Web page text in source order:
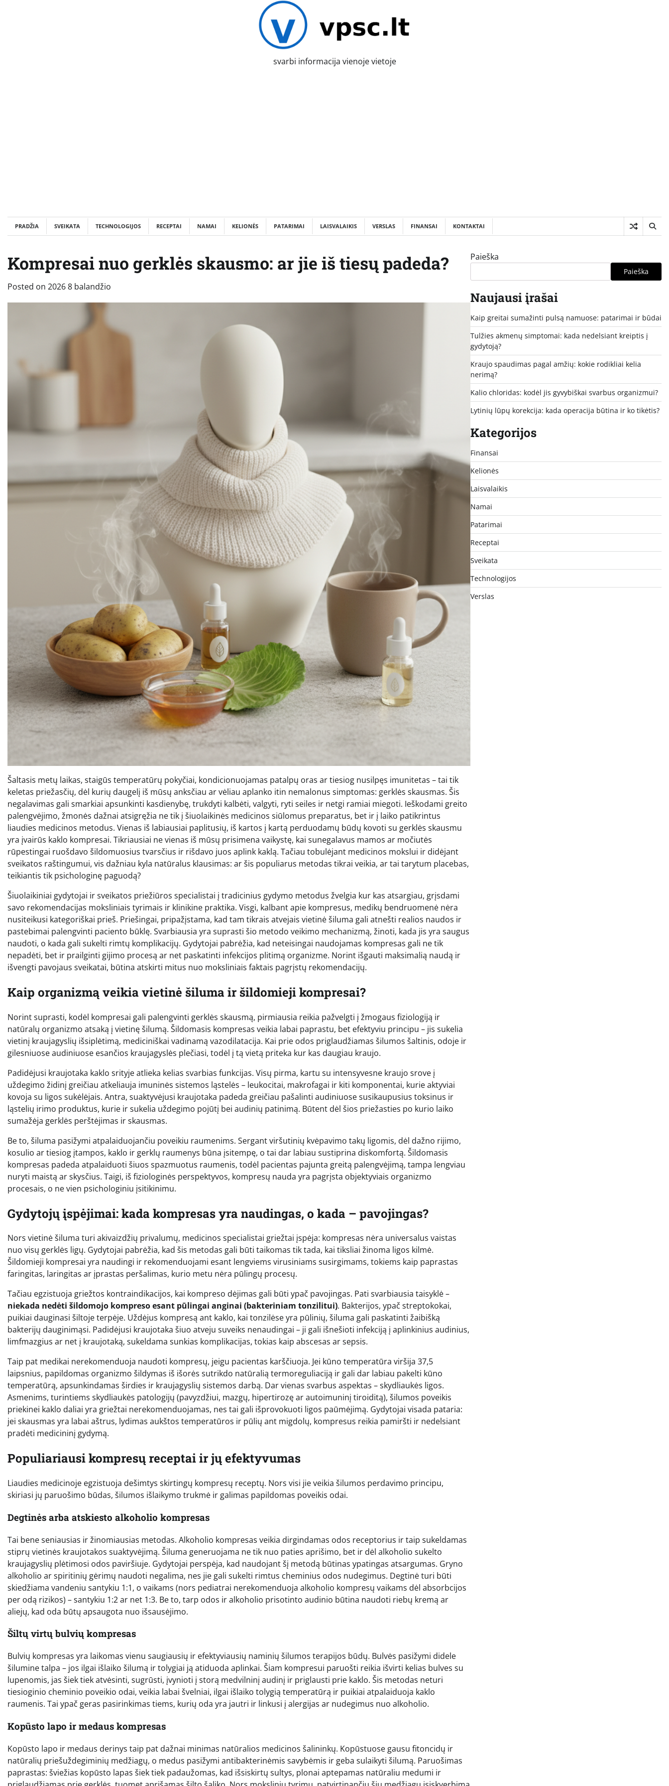
svarbi informacija vienoje vietoje
PRADŽIA SVEIKATA TECHNOLOGIJOS RECEPTAI NAMAI KELIONĖS PATARIMAI LAISVALAIKIS VERSLAS FINANSAI KONTAKTAI
Kompresai nuo gerklės skausmo: ar jie iš tiesų padeda?
Posted on 2026 8 balandžio
Šaltasis metų laikas, staigūs temperatūrų pokyčiai, kondicionuojamas patalpų oras ar tiesiog nusilpęs imunitetas – tai tik
keletas priežasčių, dėl kurių daugelį iš mūsų anksčiau ar vėliau aplanko itin nemalonus simptomas: gerklės skausmas. Šis
negalavimas gali smarkiai apsunkinti kasdienybę, trukdyti kalbėti, valgyti, ryti seiles ir netgi ramiai miegoti. Ieškodami greito
palengvėjimo, žmonės dažnai atsigręžia ne tik į šiuolaikinės medicinos siūlomus preparatus, bet ir į laiko patikrintus
liaudies medicinos metodus. Vienas iš labiausiai paplitusių, iš kartos į kartą perduodamų būdų kovoti su gerklės skausmu
yra įvairūs kaklo kompresai. Tikriausiai ne vienas iš mūsų prisimena vaikystę, kai sunegalavus mamos ar močiutės
rūpestingai ruošdavo šildomuosius tvarsčius ir rišdavo juos aplink kaklą. Tačiau tobulėjant medicinos mokslui ir didėjant
sveikatos raštingumui, vis dažniau kyla natūralus klausimas: ar šis populiarus metodas tikrai veikia, ar tai tarytum placebas,
teikiantis tik psichologinę paguodą?
Šiuolaikiniai gydytojai ir sveikatos priežiūros specialistai į tradicinius gydymo metodus žvelgia kur kas atsargiau, grįsdami
savo rekomendacijas moksliniais tyrimais ir klinikine praktika. Visgi, kalbant apie kompresus, medikų bendruomenė nėra
nusiteikusi kategoriškai prieš. Priešingai, pripažįstama, kad tam tikrais atvejais vietinė šiluma gali atnešti realios naudos ir
pastebimai palengvinti paciento būklę. Svarbiausia yra suprasti šio metodo veikimo mechanizmą, žinoti, kada jis yra saugus
naudoti, o kada gali sukelti rimtų komplikacijų. Gydytojai pabrėžia, kad neteisingai naudojamas kompresas gali ne tik
nepadėti, bet ir prailginti gijimo procesą ar net paskatinti infekcijos plitimą organizme. Norint išgauti maksimalią naudą ir
išvengti pavojaus sveikatai, būtina atskirti mitus nuo moksliniais faktais pagrįstų rekomendacijų.
Kaip organizmą veikia vietinė šiluma ir šildomieji kompresai?
Norint suprasti, kodėl kompresai gali palengvinti gerklės skausmą, pirmiausia reikia pažvelgti į žmogaus fiziologiją ir
natūralų organizmo atsaką į vietinę šilumą. Šildomasis kompresas veikia labai paprastu, bet efektyviu principu – jis sukelia
vietinį kraujagyslių išsiplėtimą, mediciniškai vadinamą vazodilatacija. Kai prie odos priglaudžiamas šilumos šaltinis, odoje ir
gilesniuose audiniuose esančios kraujagyslės plečiasi, todėl į tą vietą priteka kur kas daugiau kraujo.
Padidėjusi kraujotaka kaklo srityje atlieka kelias svarbias funkcijas. Visų pirma, kartu su intensyvesne kraujo srove į
uždegimo židinį greičiau atkeliauja imuninės sistemos ląstelės – leukocitai, makrofagai ir kiti komponentai, kurie aktyviai
kovoja su ligos sukėlėjais. Antra, suaktyvėjusi kraujotaka padeda greičiau pašalinti audiniuose susikaupusius toksinus ir
ląstelių irimo produktus, kurie ir sukelia uždegimo pojūtį bei audinių patinimą. Būtent dėl šios priežasties po kurio laiko
sumažėja gerklės perštėjimas ir skausmas.
Be to, šiluma pasižymi atpalaiduojančiu poveikiu raumenims. Sergant viršutinių kvėpavimo takų ligomis, dėl dažno rijimo,
kosulio ar tiesiog įtampos, kaklo ir gerklų raumenys būna įsitempę, o tai dar labiau sustiprina diskomfortą. Šildomasis
kompresas padeda atpalaiduoti šiuos spazmuotus raumenis, todėl pacientas pajunta greitą palengvėjimą, tampa lengviau
nuryti maistą ar skysčius. Taigi, iš fiziologinės perspektyvos, kompresų nauda yra pagrįsta objektyviais organizmo
procesais, o ne vien psichologiniu įsitikinimu.
Gydytojų įspėjimai: kada kompresas yra naudingas, o kada – pavojingas?
Nors vietinė šiluma turi akivaizdžių privalumų, medicinos specialistai griežtai įspėja: kompresas nėra universalus vaistas
nuo visų gerklės ligų. Gydytojai pabrėžia, kad šis metodas gali būti taikomas tik tada, kai tiksliai žinoma ligos kilmė.
Šildomieji kompresai yra naudingi ir rekomenduojami esant lengviems virusiniams susirgimams, tokiems kaip paprastas
faringitas, laringitas ar įprastas peršalimas, kurio metu nėra pūlingų procesų.
Tačiau egzistuoja griežtos kontraindikacijos, kai kompreso dėjimas gali būti ypač pavojingas. Pati svarbiausia taisyklė –
niekada nedėti šildomojo kompreso esant pūlingai anginai (bakteriniam tonzilitui). Bakterijos, ypač streptokokai,
puikiai dauginasi šiltoje terpėje. Uždėjus kompresą ant kaklo, kai tonzilėse yra pūlinių, šiluma gali paskatinti žaibišką
bakterijų dauginimąsi. Padidėjusi kraujotaka šiuo atveju suveiks nenaudingai – ji gali išnešioti infekciją į aplinkinius audinius,
limfmazgius ar net į kraujotaką, sukeldama sunkias komplikacijas, tokias kaip abscesas ar sepsis.
Taip pat medikai nerekomenduoja naudoti kompresų, jeigu pacientas karščiuoja. Jei kūno temperatūra viršija 37,5
laipsnius, papildomas organizmo šildymas iš išorės sutrikdo natūralią termoreguliaciją ir gali dar labiau pakelti kūno
temperatūrą, apsunkindamas širdies ir kraujagyslių sistemos darbą. Dar vienas svarbus aspektas – skydliaukės ligos.
Asmenims, turintiems skydliaukės patologijų (pavyzdžiui, mazgų, hipertirozę ar autoimuninį tiroiditą), šilumos poveikis
priekinei kaklo daliai yra griežtai nerekomenduojamas, nes tai gali išprovokuoti ligos paūmėjimą. Gydytojai visada pataria:
jei skausmas yra labai aštrus, lydimas aukštos temperatūros ir pūlių ant migdolų, kompresus reikia pamiršti ir nedelsiant
pradėti medicininį gydymą.
Populiariausi kompresų receptai ir jų efektyvumas
Liaudies medicinoje egzistuoja dešimtys skirtingų kompresų receptų. Nors visi jie veikia šilumos perdavimo principu,
skiriasi jų paruošimo būdas, šilumos išlaikymo trukmė ir galimas papildomas poveikis odai.
Degtinės arba atskiesto alkoholio kompresas
Tai bene seniausias ir žinomiausias metodas. Alkoholio kompresas veikia dirgindamas odos receptorius ir taip sukeldamas
stiprų vietinės kraujotakos suaktyvėjimą. Šiluma generuojama ne tik nuo paties aprišimo, bet ir dėl alkoholio sukelto
kraujagyslių plėtimosi odos paviršiuje. Gydytojai perspėja, kad naudojant šį metodą būtinas ypatingas atsargumas. Gryno
alkoholio ar spiritinių gėrimų naudoti negalima, nes jie gali sukelti rimtus cheminius odos nudegimus. Degtinė turi būti
skiedžiama vandeniu santykiu 1:1, o vaikams (nors pediatrai nerekomenduoja alkoholio kompresų vaikams dėl absorbcijos
per odą rizikos) – santykiu 1:2 ar net 1:3. Be to, tarp odos ir alkoholio prisotinto audinio būtina naudoti riebų kremą ar
aliejų, kad oda būtų apsaugota nuo išsausėjimo.
Šiltų virtų bulvių kompresas
Bulvių kompresas yra laikomas vienu saugiausių ir efektyviausių naminių šilumos terapijos būdų. Bulvės pasižymi didele
šilumine talpa – jos ilgai išlaiko šilumą ir tolygiai ją atiduoda aplinkai. Šiam kompresui paruošti reikia išvirti kelias bulves su
lupenomis, jas šiek tiek atvėsinti, sugrūsti, įvynioti į storą medvilninį audinį ir priglausti prie kaklo. Šis metodas neturi
tiesioginio cheminio poveikio odai, veikia labai švelniai, ilgai išlaiko tolygią temperatūrą ir puikiai atpalaiduoja kaklo
raumenis. Tai ypač geras pasirinkimas tiems, kurių oda yra jautri ir linkusi į alergijas ar nudegimus nuo alkoholio.
Kopūsto lapo ir medaus kompresas
Kopūsto lapo ir medaus derinys taip pat dažnai minimas natūralios medicinos šalininkų. Kopūstuose gausu fitoncidų ir
natūralių priešuždegiminių medžiagų, o medus pasižymi antibakterinėmis savybėmis ir geba sulaikyti šilumą. Paruošimas
paprastas: šviežias kopūsto lapas šiek tiek padaužomas, kad išsiskirtų sultys, plonai aptepamas natūraliu medumi ir
Paieška
Paieška
Naujausi įrašai
Kaip greitai sumažinti pulsą namuose: patarimai ir būdai
Tulžies akmenų simptomai: kada nedelsiant kreiptis į
gydytoją?
Kraujo spaudimas pagal amžių: kokie rodikliai kelia
nerimą?
Kalio chloridas: kodėl jis gyvybiškai svarbus organizmui?
Lytinių lūpų korekcija: kada operacija būtina ir ko tikėtis?
Kategorijos
Finansai
Kelionės
Laisvalaikis
Namai
Patarimai
Receptai
Sveikata
Technologijos
Verslas